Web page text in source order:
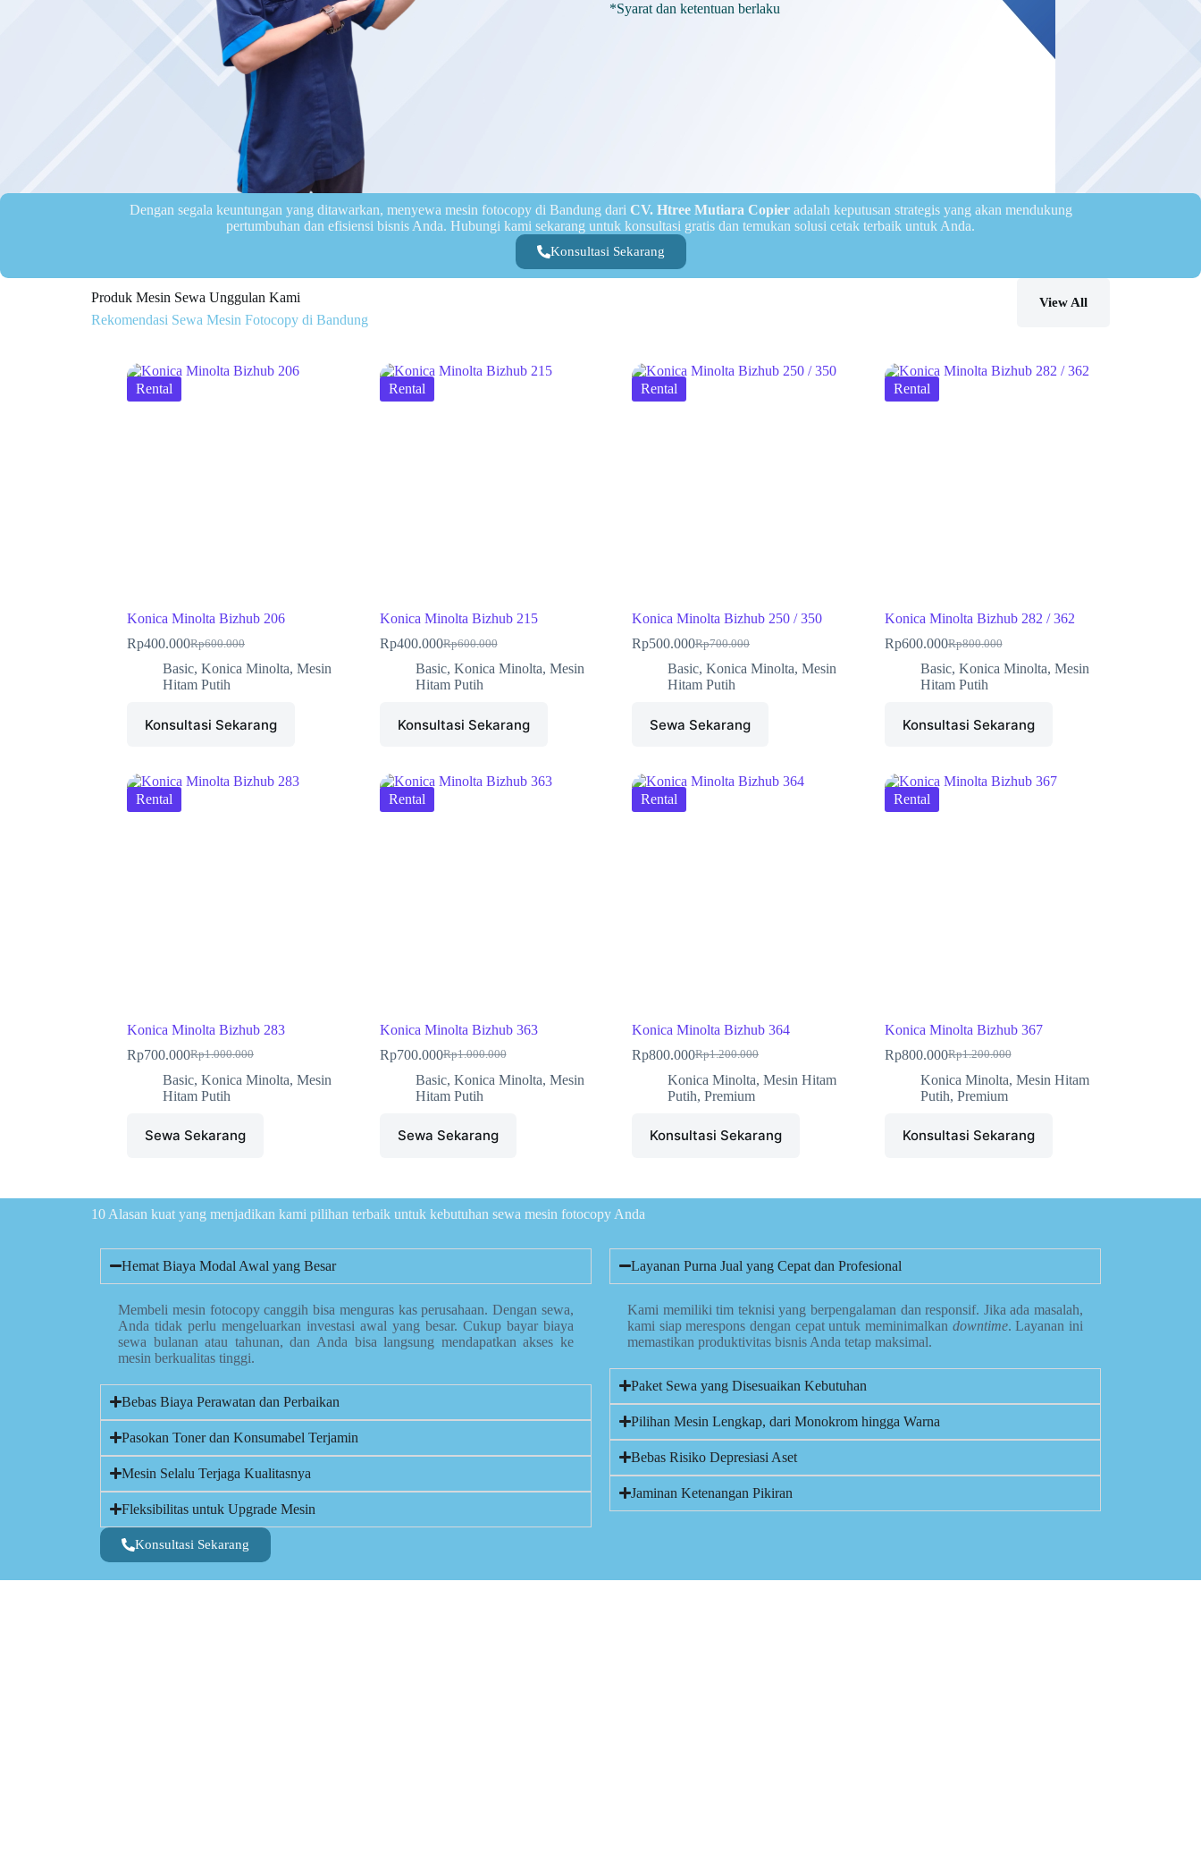
*Syarat dan ketentuan berlaku
Dengan segala keuntungan yang ditawarkan, menyewa mesin fotocopy di Bandung dari CV. Htree Mutiara Copieradalah keputusan strategis yang akan mendukung
pertumbuhan dan efisiensi bisnis Anda. Hubungi kami sekarang untuk konsultasi gratis dan temukan solusi cetak terbaik untuk Anda.
Konsultasi Sekarang
Produk Mesin Sewa Unggulan Kami
Rekomendasi Sewa Mesin Fotocopy di Bandung
View All
Rental
Konica Minolta Bizhub 206
Rp600.000
Rp400.000
Basic, Konica Minolta, Mesin
Hitam Putih
Konsultasi Sekarang
Rental
Konica Minolta Bizhub 215
Rp600.000
Rp400.000
Basic, Konica Minolta, Mesin
Hitam Putih
Konsultasi Sekarang
Rental
Konica Minolta Bizhub 250 / 350
Rp700.000
Rp500.000
Basic, Konica Minolta, Mesin
Hitam Putih
Sewa Sekarang
Rental
Konica Minolta Bizhub 282 / 362
Rp800.000
Rp600.000
Basic, Konica Minolta, Mesin
Hitam Putih
Konsultasi Sekarang
Rental
Konica Minolta Bizhub 283
Rp1.000.000
Rp700.000
Basic, Konica Minolta, Mesin
Hitam Putih
Sewa Sekarang
Rental
Konica Minolta Bizhub 363
Rp1.000.000
Rp700.000
Basic, Konica Minolta, Mesin
Hitam Putih
Sewa Sekarang
Rental
Konica Minolta Bizhub 364
Rp1.200.000
Rp800.000
Konica Minolta, Mesin Hitam
Putih, Premium
Konsultasi Sekarang
Rental
Konica Minolta Bizhub 367
Rp1.200.000
Rp800.000
Konica Minolta, Mesin Hitam
Putih, Premium
Konsultasi Sekarang
10 Alasan kuat yang menjadikan kami pilihan terbaik untuk kebutuhan sewa mesin fotocopy Anda
Hemat Biaya Modal Awal yang Besar
Membeli mesin fotocopy canggih bisa menguras kas perusahaan. Dengan sewa,
Anda tidak perlu mengeluarkan investasi awal yang besar. Cukup bayar biaya
sewa bulanan atau tahunan, dan Anda bisa langsung mendapatkan akses ke
mesin berkualitas tinggi.
Bebas Biaya Perawatan dan Perbaikan
Pasokan Toner dan Konsumabel Terjamin
Mesin Selalu Terjaga Kualitasnya
Fleksibilitas untuk Upgrade Mesin
Konsultasi Sekarang
Layanan Purna Jual yang Cepat dan Profesional
Kami memiliki tim teknisi yang berpengalaman dan responsif. Jika ada masalah,
kami siap merespons dengan cepat untuk meminimalkan downtime. Layanan ini
memastikan produktivitas bisnis Anda tetap maksimal.
Paket Sewa yang Disesuaikan Kebutuhan
Pilihan Mesin Lengkap, dari Monokrom hingga Warna
Bebas Risiko Depresiasi Aset
Jaminan Ketenangan Pikiran